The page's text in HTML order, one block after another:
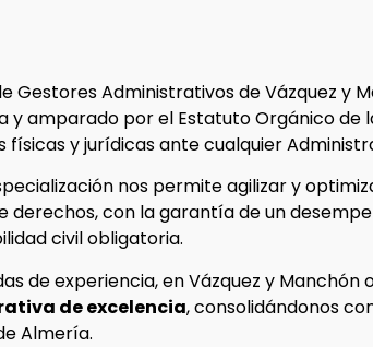
Gestores Administrativos de Vázquez y
y amparado por el Estatuto Orgánico
físicas y jurídicas ante cualquier
nos permite agilizar y
derechos, con la garantía de un
civil obligatoria.
de experiencia, en Vázquez y Manchón
de excelencia, consolidándonos
Almería.